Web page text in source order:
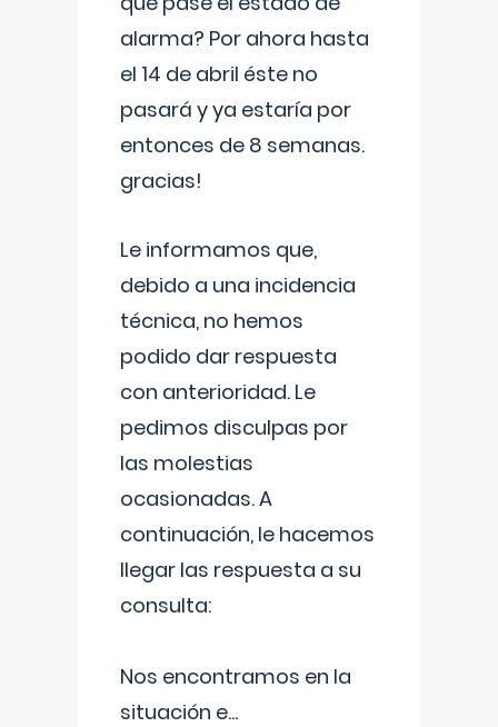
alarma? Por ahora hasta
el 14 de abril éste no
pasará y ya estaría por
entonces de 8 semanas.
gracias!
Le informamos que,
debido a una incidencia
técnica, no hemos
podido dar respuesta
con anterioridad. Le
pedimos disculpas por
las molestias
ocasionadas. A
continuación, le hacemos
llegar las respuesta a su
consulta:
Nos encontramos en la
situación e...